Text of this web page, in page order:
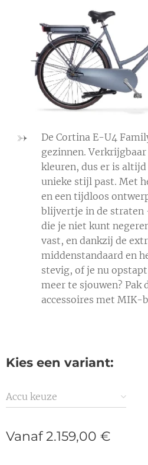
De Cortina E-U4
gezinnen. Verkrijgbaar
kleuren, dus er is
unieke stijl past. Met
en een tijdloos
blijvertje in de straten
die je niet kunt
vast, en dankzij de
middenstandaard en
stevig, of je nu
meer te sjouwen? Pak
accessoires met MIK-
Kies een variant:
Accu keuze
Vanaf2.159,00 €